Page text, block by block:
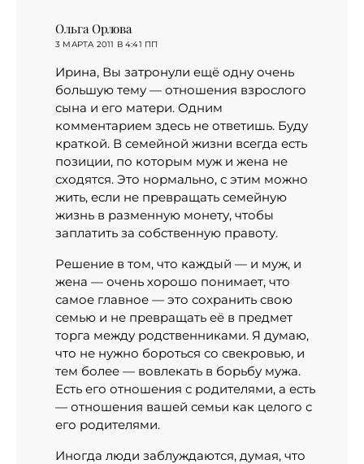
Ольга Орлова
3 МАРТА 2011 В 4:41 ПП
Ирина, Вы затронули ещё одну очень
большую тему — отношения взрослого
сына и его матери. Одним
комментарием здесь не ответишь. Буду
краткой. В семейной жизни всегда есть
позиции, по которым муж и жена не
сходятся. Это нормально, с этим можно
жить, если не превращать семейную
жизнь в разменную монету, чтобы
заплатить за собственную правоту.
Решение в том, что каждый — и муж, и
жена — очень хорошо понимает, что
самое главное — это сохранить свою
семью и не превращать её в предмет
торга между родственниками. Я думаю,
что не нужно бороться со свекровью, и
тем более — вовлекать в борьбу мужа.
Есть его отношения с родителями, а есть
— отношения вашей семьи как целого с
его родителями.
Иногда люди заблуждаются, думая, что